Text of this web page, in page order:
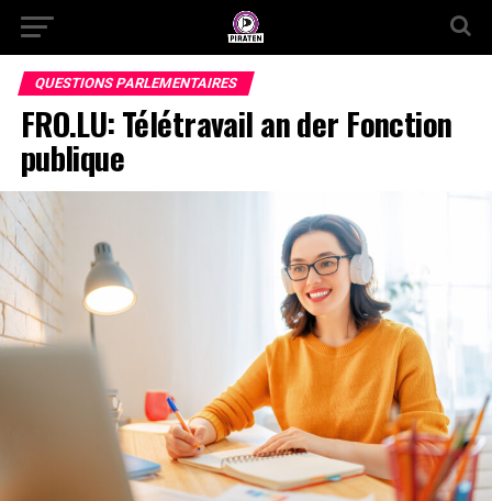
QUESTIONS PARLEMENTAIRES
FRO.LU: Télétravail an der Fonction
publique